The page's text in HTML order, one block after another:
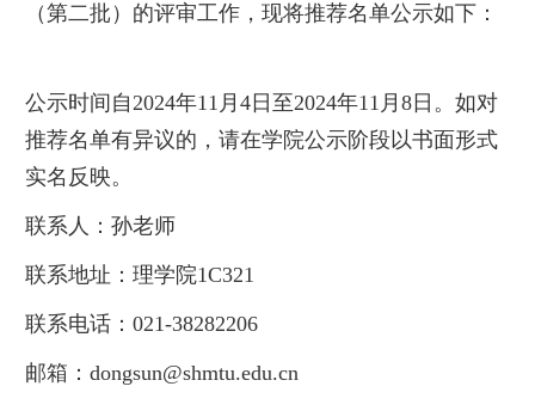
（第二批）的评审工作，现将推荐名单公示如下：
公示时间自2024年11月4日至2024年11月8日。如对
推荐名单有异议的，请在学院公示阶段以书面形式
实名反映。
联系人：孙老师
联系地址：理学院1C321
联系电话：021-38282206
邮箱：dongsun@shmtu.edu.cn